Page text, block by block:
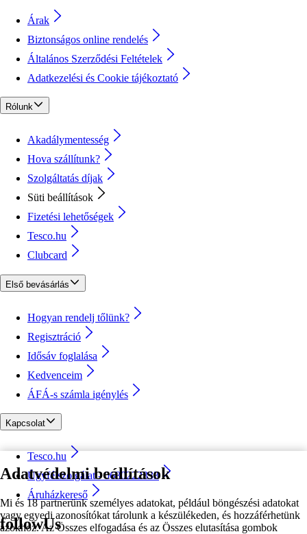
Adatvédelmi beállítások
Mi és 18 partnerünk személyes adatokat, például böngészési adatokat
vagy egyedi azonosítókat tárolunk a készülékeden, és hozzáférhetünk
azokhoz. Az Összes elfogadása és az Összes elutasítása gombok
Árak
Biztonságos online rendelés
Általános Szerződési Feltételek
Adatkezelési és Cookie tájékoztató
Rólunk
Akadálymentesség
Hova szállítunk?
Szolgáltatás díjak
Süti beállítások
Fizetési lehetőségek
Tesco.hu
Clubcard
Első bevásárlás
Hogyan rendelj tőlünk?
Regisztráció
Idősáv foglalása
Kedvenceim
ÁFÁ-s számla igénylés
Kapcsolat
Tesco.hu
Ügyfélszolgálat - 0680222333
Áruházkereső
followUs